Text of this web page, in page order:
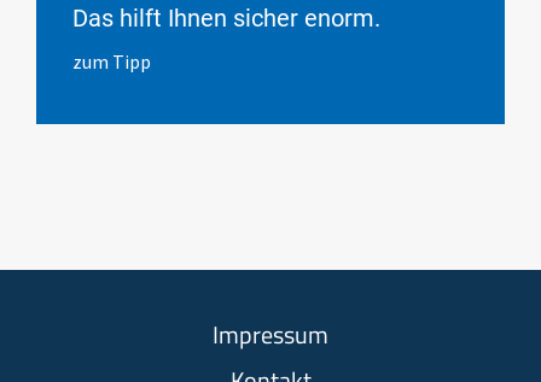
Das hilft Ihnen sicher enorm.
zum Tipp
Impressum